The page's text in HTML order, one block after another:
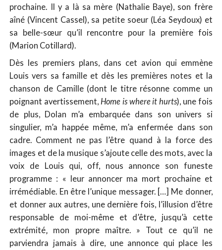
prochaine. Il y a là sa mère (Nathalie Baye), son frère
aîné (Vincent Cassel), sa petite soeur (Léa Seydoux) et
sa belle-sœur qu’il rencontre pour la première fois
(Marion Cotillard).
Dès les premiers plans, dans cet avion qui emmène
Louis vers sa famille et dès les premières notes et la
chanson de Camille (dont le titre résonne comme un
poignant avertissement, Home is where it hurts), une fois
de plus, Dolan m’a embarquée dans son univers si
singulier, m’a happée même, m’a enfermée dans son
cadre. Comment ne pas l’être quand à la force des
images et de la musique s’ajoute celle des mots, avec la
voix de Louis qui, off, nous annonce son funeste
programme : « leur annoncer ma mort prochaine et
irrémédiable. En être l’unique messager. […] Me donner,
et donner aux autres, une dernière fois, l’illusion d’être
responsable de moi-même et d’être‚ jusqu’à cette
extrémité‚ mon propre maître. » Tout ce qu’il ne
parviendra jamais à dire, une annonce qui place les